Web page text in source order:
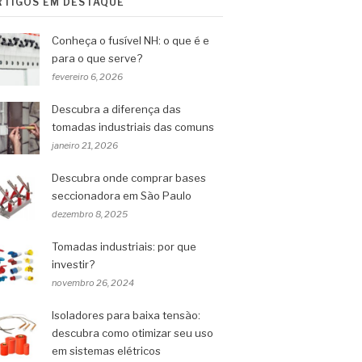
Conheça o fusível NH: o que é e
para o que serve?
fevereiro 6, 2026
Descubra a diferença das
tomadas industriais das comuns
janeiro 21, 2026
Descubra onde comprar bases
seccionadora em São Paulo
dezembro 8, 2025
Tomadas industriais: por que
investir?
novembro 26, 2024
Isoladores para baixa tensão:
descubra como otimizar seu uso
em sistemas elétricos